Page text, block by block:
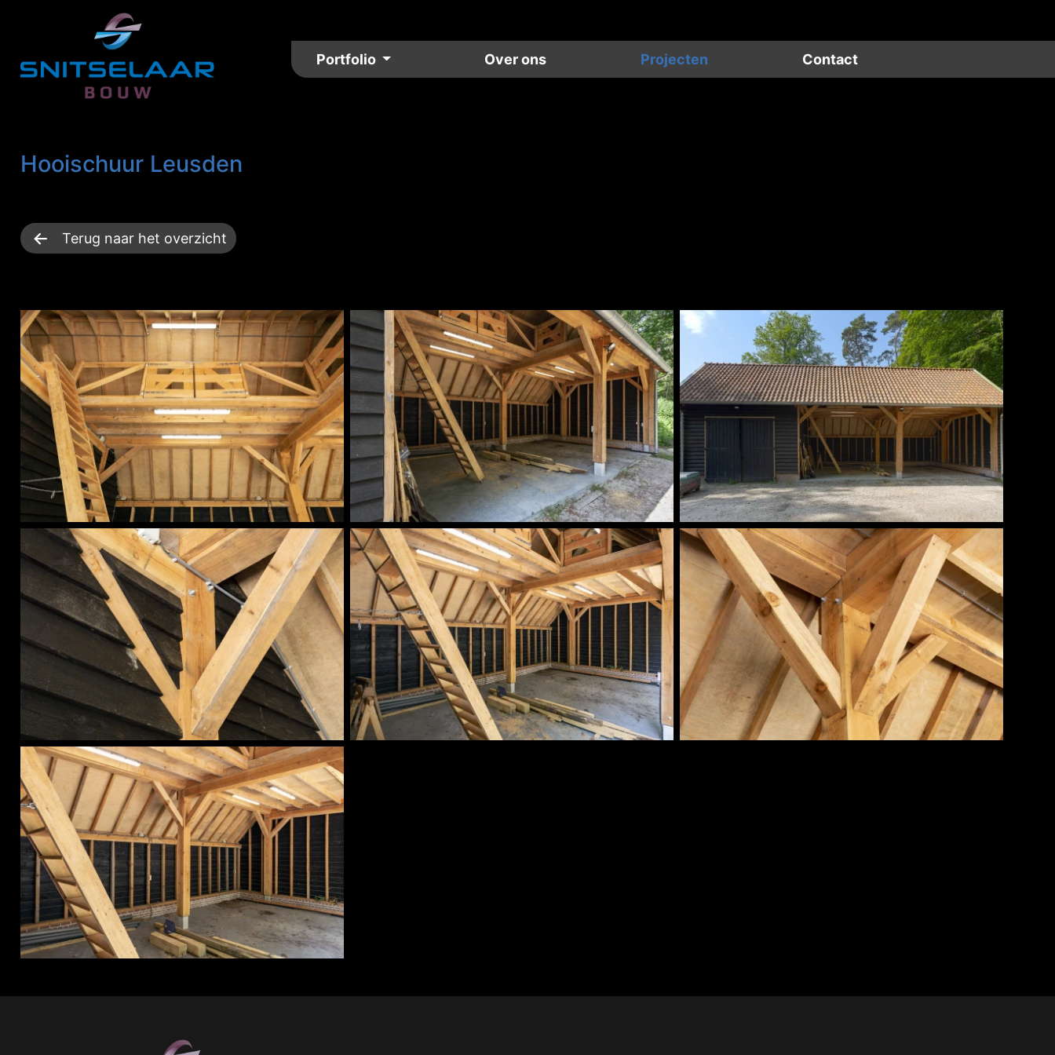
Portfolio Over ons Projecten Contact
Hooischuur Leusden
Terug naar het overzicht